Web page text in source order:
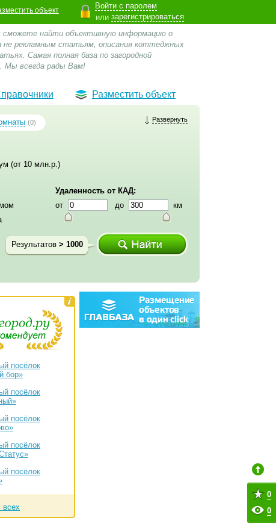
Войти с паролем
или зарегистрироваться
объект
сможете найти объективную информацию о
не рекламным статьям, описания коттеджных
Самая полная база по загородной
Мы всегда рады Вам!
Разместить объект
(0) Развернуть
(от 10 млн.р.)
Удаленность от КАД:
от
до км
Результатов > 1000
посёлок
бор»
посёлок
посёлок
посёлок
посёлок
всех
0
0